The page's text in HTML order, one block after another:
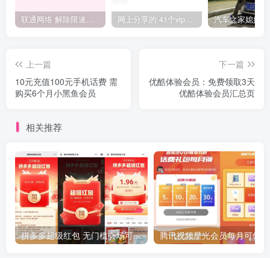
联通网络 解除限速方法参考！畅享、畅玩、老白干等及其它地区自测了 网上分享的 41个vip解析接口 有需要的拿去~ 免费看全网VIP会员视频
上一篇
10元充值100元手机话费 需
购买6个月小黑鱼会员
下一篇
优酷体验会员：免费领取3天
优酷体验会员汇总页
相关推荐
拼多多超级红包 无门槛会场可用 天天可领 最高88.88元